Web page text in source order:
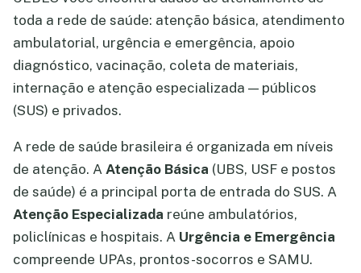
toda a rede de saúde: atenção básica, atendimento
ambulatorial, urgência e emergência, apoio
diagnóstico, vacinação, coleta de materiais,
internação e atenção especializada — públicos
(SUS) e privados.
A rede de saúde brasileira é organizada em níveis
de atenção. A Atenção Básica (UBS, USF e postos
de saúde) é a principal porta de entrada do SUS. A
Atenção Especializada reúne ambulatórios,
policlínicas e hospitais. A Urgência e Emergência
compreende UPAs, prontos-socorros e SAMU.